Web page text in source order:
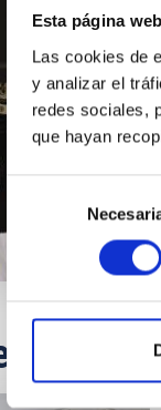
Esta página
Las cookies de
y analizar el
redes sociales,
que hayan
consentimiento